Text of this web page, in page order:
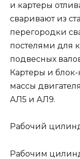
и картеры
сваривают из
перегородки
постелями для
подвесных
Картеры и
массы
АЛ5 и АЛ9.
Рабочий
Рабочим